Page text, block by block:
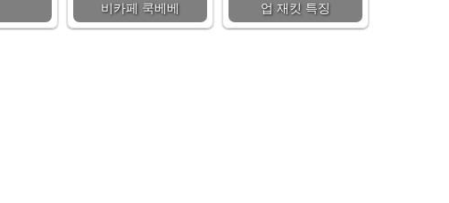
비카페 쿡베베
업 재킷 특징